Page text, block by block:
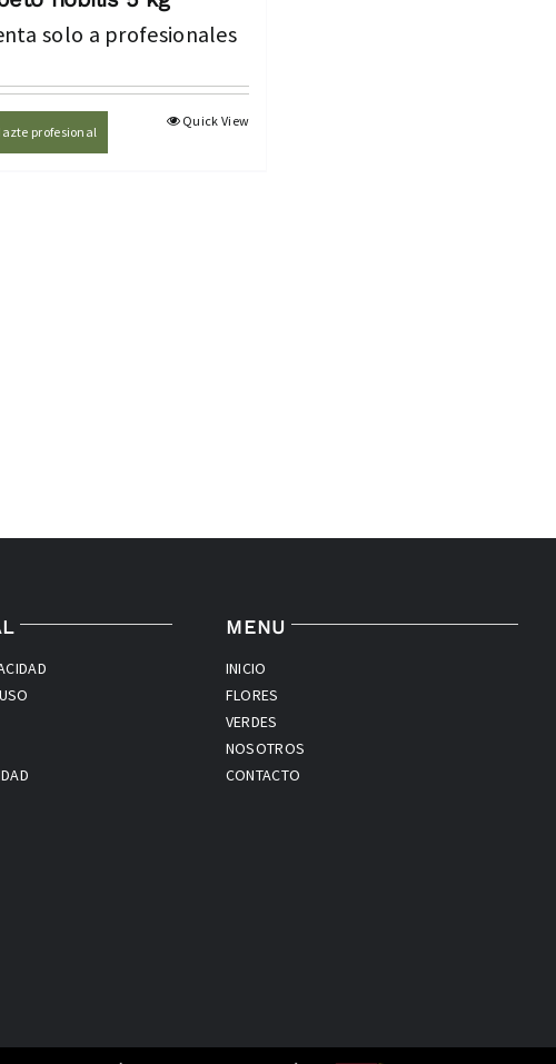
solo a profesionales
profesional
Quick View
MENU
INICIO
FLORES
VERDES
NOSOTROS
CONTACTO